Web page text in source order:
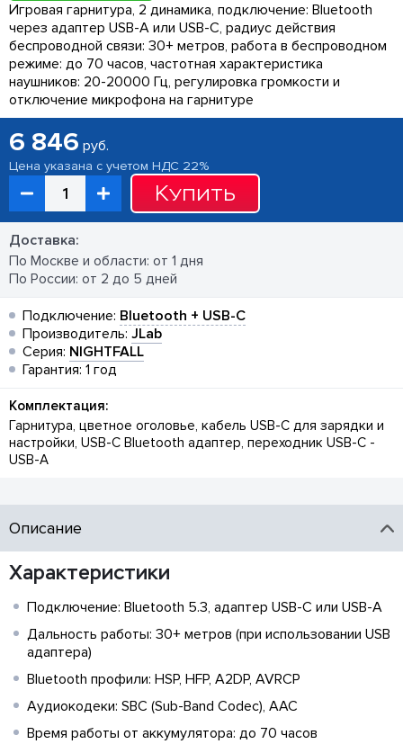
Игровая гарнитура, 2 динамика, подключение: Bluetooth
через адаптер USB-A или USB-C, радиус действия
беспроводной связи: 30+ метров, работа в беспроводном
режиме: до 70 часов, частотная характеристика
наушников: 20-20000 Гц, регулировка громкости и
отключение микрофона на гарнитуре
6 846 руб.
Цена указана с учетом НДС 22%
Купить
Доставка:
По Москве и области: от 1 дня
По России: от 2 до 5 дней
Подключение: Bluetooth + USB-C
Производитель: JLab
Серия: NIGHTFALL
Гарантия: 1 год
Комплектация:
Гарнитура, цветное оголовье, кабель USB-C для зарядки и
настройки, USB-C Bluetooth адаптер, переходник USB-C -
USB-A
Описание
Характеристики
Подключение: Bluetooth 5.3, адаптер USB-C или USB-A
Дальность работы: 30+ метров (при использовании USB
адаптера)
Bluetooth профили: HSP, HFP, A2DP, AVRCP
Аудиокодеки: SBC (Sub-Band Codec), AAC
Время работы от аккумулятора: до 70 часов